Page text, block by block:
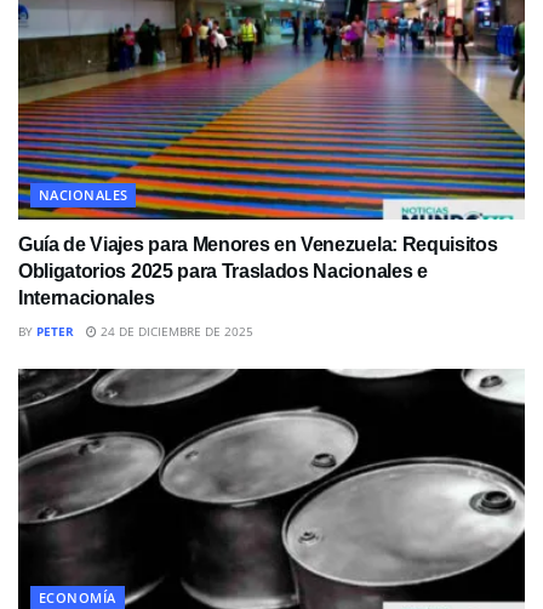
NACIONALES
Guía de Viajes para Menores en Venezuela: Requisitos
Obligatorios 2025 para Traslados Nacionales e
Internacionales
BY PETER 24 DE DICIEMBRE DE 2025
ECONOMÍA